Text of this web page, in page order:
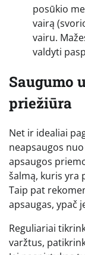
posūkio
vairą
vairu.
valdyti
Saugumo
priežiūra
Net ir idealiai
neapsaugos
apsaugos
šalmą, kuris yra
Taip pat
apsaugas, ypač
Reguliariai
varžtus,